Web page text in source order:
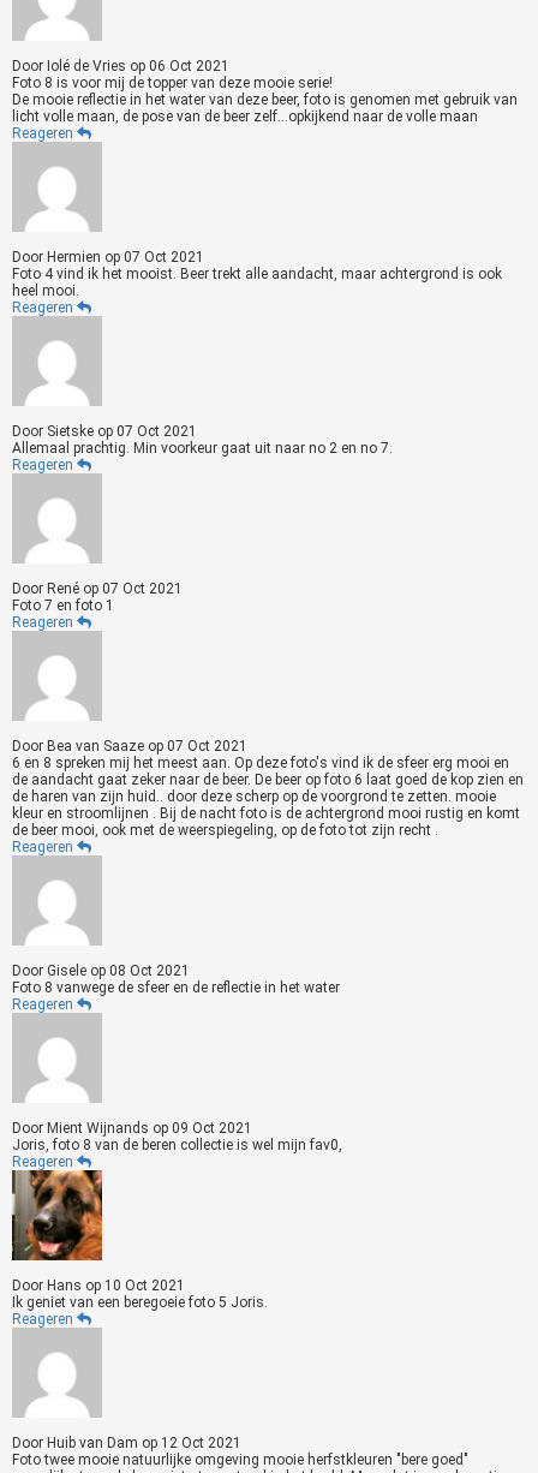
Door Iolé de Vries op 06 Oct 2021
Foto 8 is voor mij de topper van deze mooie serie!
De mooie reflectie in het water van deze beer, foto is genomen met gebruik van
licht volle maan, de pose van de beer zelf...opkijkend naar de volle maan
Reageren
Door Hermien op 07 Oct 2021
Foto 4 vind ik het mooist. Beer trekt alle aandacht, maar achtergrond is ook
heel mooi.
Reageren
Door Sietske op 07 Oct 2021
Allemaal prachtig. Min voorkeur gaat uit naar no 2 en no 7.
Reageren
Door René op 07 Oct 2021
Foto 7 en foto 1
Reageren
Door Bea van Saaze op 07 Oct 2021
6 en 8 spreken mij het meest aan. Op deze foto's vind ik de sfeer erg mooi en
de aandacht gaat zeker naar de beer. De beer op foto 6 laat goed de kop zien en
de haren van zijn huid.. door deze scherp op de voorgrond te zetten. mooie
kleur en stroomlijnen . Bij de nacht foto is de achtergrond mooi rustig en komt
de beer mooi, ook met de weerspiegeling, op de foto tot zijn recht .
Reageren
Door Gisele op 08 Oct 2021
Foto 8 vanwege de sfeer en de reflectie in het water
Reageren
Door Mient Wijnands op 09 Oct 2021
Joris, foto 8 van de beren collectie is wel mijn fav0,
Reageren
Door Hans op 10 Oct 2021
Ik geniet van een beregoeie foto 5 Joris.
Reageren
Door Huib van Dam op 12 Oct 2021
Foto twee mooie natuurlijke omgeving mooie herfstkleuren "bere goed"